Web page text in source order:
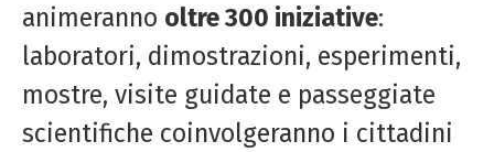
animeranno oltre 300 iniziative:
laboratori, dimostrazioni, esperimenti,
mostre, visite guidate e passeggiate
scientifiche coinvolgeranno i cittadini